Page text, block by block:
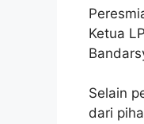
Ketua
Selain
dari